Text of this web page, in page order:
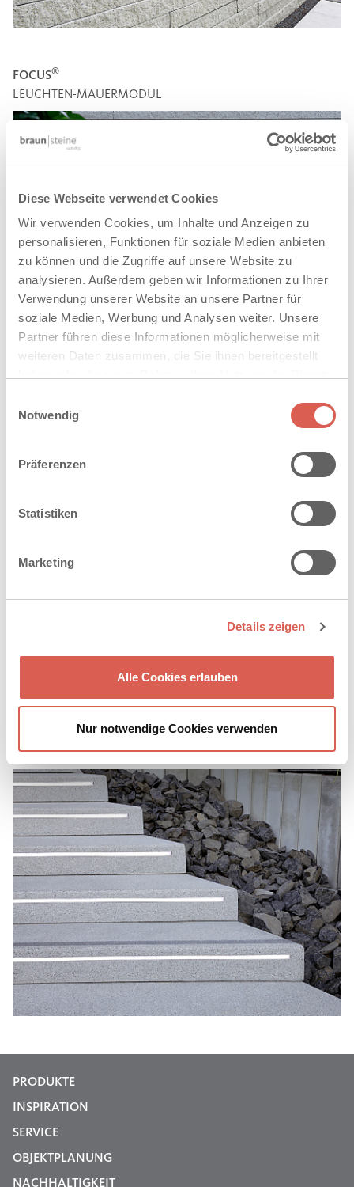
Diese Webseite verwendet Cookies
Wir verwenden Cookies, um Inhalte und Anzeigen zu
personalisieren, Funktionen für soziale Medien anbieten
zu können und die Zugriffe auf unsere Website zu
analysieren. Außerdem geben wir Informationen zu Ihrer
Verwendung unserer Website an unsere Partner für
soziale Medien, Werbung und Analysen weiter. Unsere
Partner führen diese Informationen möglicherweise mit
weiteren Daten zusammen, die Sie ihnen bereitgestellt
Cookies, wenn Sie unsere Webseite weiterhin nutzen.
Notwendig
Präferenzen
Statistiken
Marketing
Details zeigen
Alle Cookies erlauben
Nur notwendige Cookies verwenden
FOCUS®
LEUCHTEN-MAUERMODUL
STECKDOSEN-MODUL
STUFEN MIT LED-BELEUCHTUNG
PRODUKTE
INSPIRATION
SERVICE
OBJEKTPLANUNG
NACHHALTIGKEIT